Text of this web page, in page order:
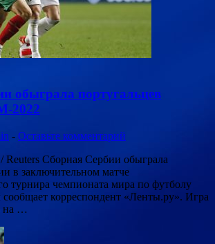
обыграла португальцев
2022
- Оставьте комментарий
Reuters Сборная Сербии обыграла
в заключительном матче
турнира чемпионата мира по футболу
корреспондент «Ленты.ру». Игра
на …